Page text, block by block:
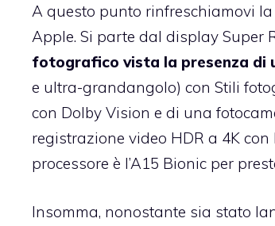
A questo punto rinfreschiamovi
Apple. Si parte dal display Super
fotografico vista la presenza di
e ultra-grandangolo) con Stili
con Dolby Vision e di una
registrazione video HDR a 4K
processore è l’A15 Bionic per
Insomma, nonostante sia stato